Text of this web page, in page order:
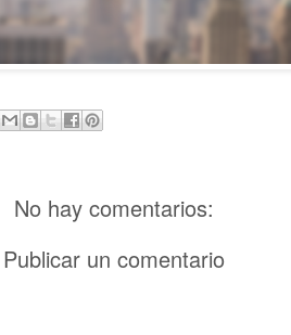
No hay comentarios:
Publicar un comentario